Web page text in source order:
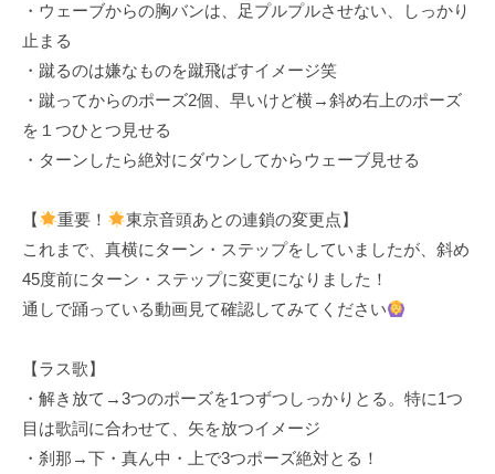
・ウェーブからの胸バンは、足プルプルさせない、しっかり
止まる
・蹴るのは嫌なものを蹴飛ばすイメージ笑
・蹴ってからのポーズ2個、早いけど横→斜め右上のポーズ
を１つひとつ見せる
・ターンしたら絶対にダウンしてからウェーブ見せる
【 重要！
東京音頭あとの連鎖の変更点】
これまで、真横にターン・ステップをしていましたが、斜め
45度前にターン・ステップに変更になりました！
通しで踊っている動画見て確認してみてください
【ラス歌】
・解き放て→3つのポーズを1つずつしっかりとる。特に1つ
目は歌詞に合わせて、矢を放つイメージ
・刹那→下・真ん中・上で3つポーズ絶対とる！